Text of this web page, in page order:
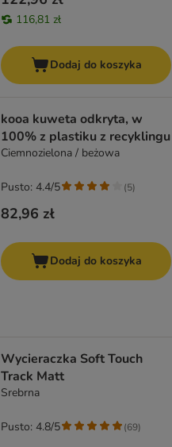
116,81 zł
Dodaj do koszyka
kooa kuweta odkryta, w
100% z plastiku z recyklingu
Ciemnozielona / beżowa
82,96 zł
Pusto: 4.4/5 (5)
Dodaj do koszyka
Wycieraczka Soft Touch
Track Matt
Srebrna
Pusto: 4.8/5 (69)